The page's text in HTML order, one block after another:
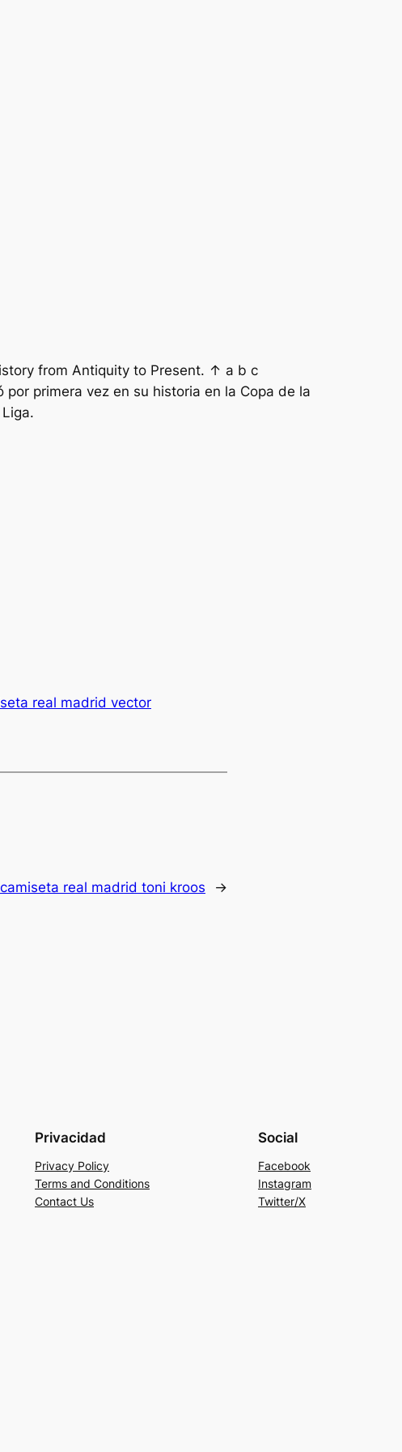
from Antiquity to Present. ↑ a b c
primera vez en su historia en la Copa de la
real madrid vector
camiseta real madrid toni kroos →
Privacidad
Privacy Policy
Terms and Conditions
Contact Us
Social
Facebook
Instagram
Twitter/X